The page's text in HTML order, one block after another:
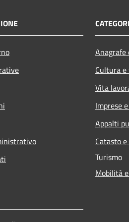
Cultura
Vita
Imprese
Appalti
Catasto
Turismo
Mobilità